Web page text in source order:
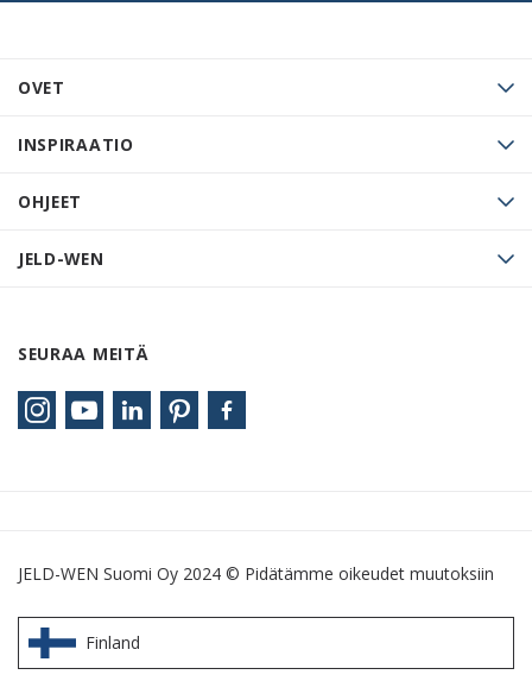
OVET
INSPIRAATIO
OHJEET
JELD-WEN
SEURAA MEITÄ
JELD-WEN Suomi Oy 2024 © Pidätämme oikeudet muutoksiin
Finland